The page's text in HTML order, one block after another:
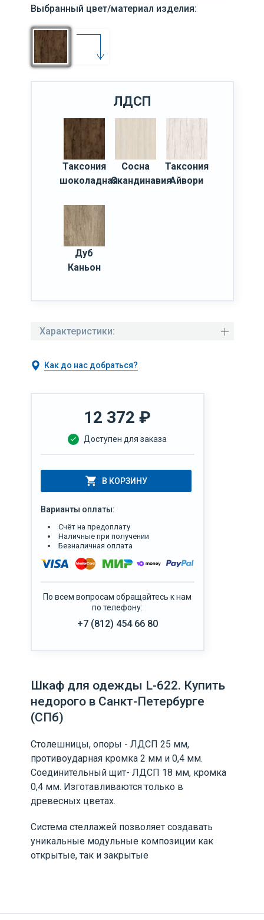
Выбранный цвет/материал изделия:
ЛДСП
Таксония
шоколадная
Сосна
Скандинавия
Таксония
Айвори
Дуб
Каньон
Характеристики:
Как до нас добраться?
12 372 ₽
Доступен для заказа
В КОРЗИНУ
Варианты оплаты:
Счёт на предоплату
Наличные при получении
Безналичная оплата
По всем вопросам обращайтесь к нам
по телефону:
+7 (812) 454 66 80
Шкаф для одежды L-622. Купить
недорого в Санкт-Петербурге
(СПб)
Столешницы, опоры - ЛДСП 25 мм,
противоударная кромка 2 мм и 0,4 мм.
Соединительный щит- ЛДСП 18 мм, кромка
0,4 мм. Изготавливаются только в
древесных цветах.
Система стеллажей позволяет создавать
уникальные модульные композиции как
открытые, так и закрытые